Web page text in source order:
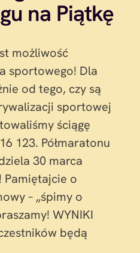
na Piątkę
możliwość
sportowego! Dla
od tego, czy są
sportowej
ściągę
123. Półmaratonu
30 marca
Pamiętajcie o
– „śpimy o
WYNIKI
będą